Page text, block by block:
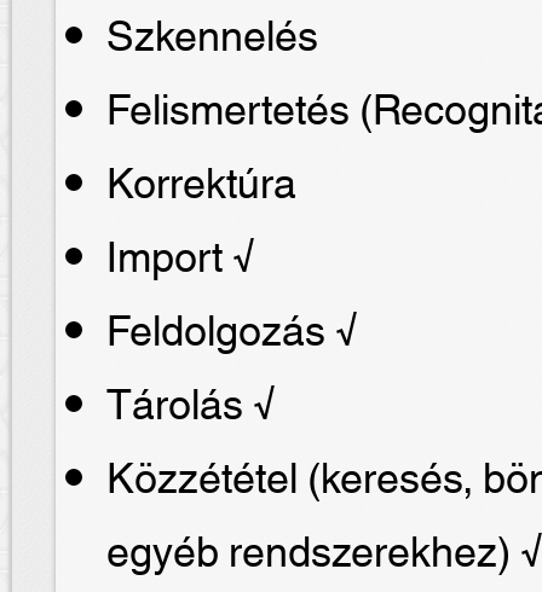
Szkennelés
Felismertetés
Korrektúra
Import √
Feldolgozás √
Tárolás √
Közzététel (keresés,
egyéb rendszerekhez) √